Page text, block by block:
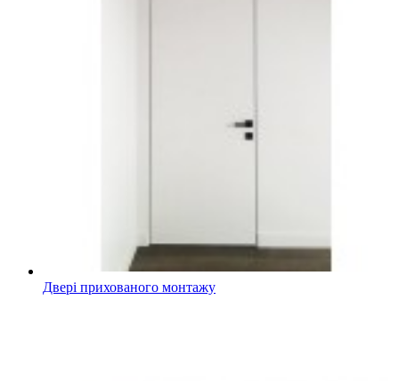
Двері прихованого монтажу